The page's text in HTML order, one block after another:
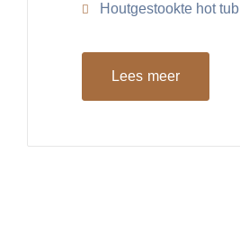
Houtgestookte hot tub
Lees meer